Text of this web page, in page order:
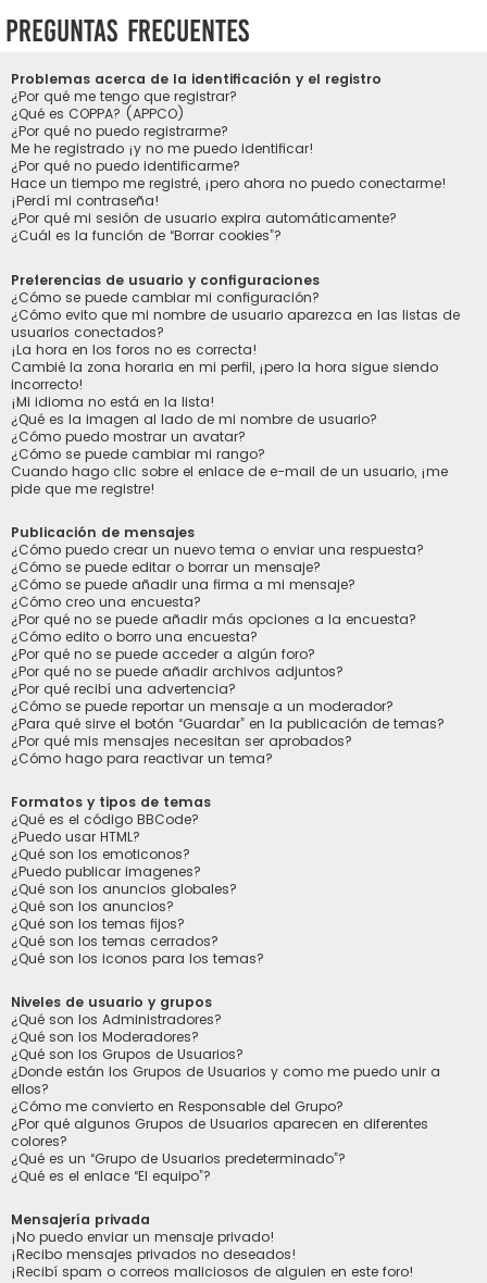
Preguntas Frecuentes
Problemas acerca de la identificación y el registro
¿Por qué me tengo que registrar?
¿Qué es COPPA? (APPCO)
¿Por qué no puedo registrarme?
Me he registrado ¡y no me puedo identificar!
¿Por qué no puedo identificarme?
Hace un tiempo me registré, ¡pero ahora no puedo conectarme!
¡Perdí mi contraseña!
¿Por qué mi sesión de usuario expira automáticamente?
¿Cuál es la función de “Borrar cookies”?
Preferencias de usuario y configuraciones
¿Cómo se puede cambiar mi configuración?
¿Cómo evito que mi nombre de usuario aparezca en las listas de
usuarios conectados?
¡La hora en los foros no es correcta!
Cambié la zona horaria en mi perfil, ¡pero la hora sigue siendo
incorrecto!
¡Mi idioma no está en la lista!
¿Qué es la imagen al lado de mi nombre de usuario?
¿Cómo puedo mostrar un avatar?
¿Cómo se puede cambiar mi rango?
Cuando hago clic sobre el enlace de e-mail de un usuario, ¡me
pide que me registre!
Publicación de mensajes
¿Cómo puedo crear un nuevo tema o enviar una respuesta?
¿Cómo se puede editar o borrar un mensaje?
¿Cómo se puede añadir una firma a mi mensaje?
¿Cómo creo una encuesta?
¿Por qué no se puede añadir más opciones a la encuesta?
¿Cómo edito o borro una encuesta?
¿Por qué no se puede acceder a algún foro?
¿Por qué no se puede añadir archivos adjuntos?
¿Por qué recibí una advertencia?
¿Cómo se puede reportar un mensaje a un moderador?
¿Para qué sirve el botón “Guardar” en la publicación de temas?
¿Por qué mis mensajes necesitan ser aprobados?
¿Cómo hago para reactivar un tema?
Formatos y tipos de temas
¿Qué es el código BBCode?
¿Puedo usar HTML?
¿Qué son los emoticonos?
¿Puedo publicar imagenes?
¿Qué son los anuncios globales?
¿Qué son los anuncios?
¿Qué son los temas fijos?
¿Qué son los temas cerrados?
¿Qué son los iconos para los temas?
Niveles de usuario y grupos
¿Qué son los Administradores?
¿Qué son los Moderadores?
¿Qué son los Grupos de Usuarios?
¿Donde están los Grupos de Usuarios y como me puedo unir a
ellos?
¿Cómo me convierto en Responsable del Grupo?
¿Por qué algunos Grupos de Usuarios aparecen en diferentes
colores?
¿Qué es un “Grupo de Usuarios predeterminado”?
¿Qué es el enlace “El equipo”?
Mensajería privada
¡No puedo enviar un mensaje privado!
¡Recibo mensajes privados no deseados!
¡Recibí spam o correos maliciosos de alguien en este foro!